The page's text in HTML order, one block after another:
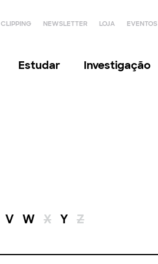
CLIPPING NEWSLETTER LOJA EVENTOS
Estudar Investigação
V W X Y Z